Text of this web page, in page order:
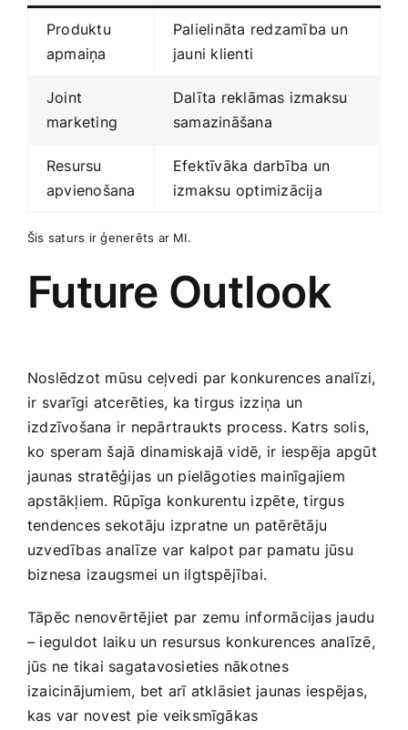
Produktu
apmaiņa
Palielināta‌ redzamība un‌
jauni klienti
Joint
marketing
Dalīta reklāmas izmaksu
samazināšana
Resursu
apvienošana
Efektīvāka darbība ⁢un
izmaksu optimizācija
Šis saturs ir ģenerēts ar MI.
Future ​Outlook
Noslēdzot mūsu ceļvedi par ‌konkurences ‌analīzi,
ir svarīgi atcerēties, ka tirgus izziņa‌ un
izdzīvošana ir nepārtraukts ⁢process. Katrs solis,
ko speram šajā dinamiskajā vidē, ir iespēja apgūt
jaunas stratēģijas un pielāgoties mainīgajiem
apstākļiem. ⁢Rūpīga konkurentu izpēte, tirgus
tendences sekotāju izpratne un ⁤patērētāju
uzvedības analīze ⁢var kalpot‍ par pamatu jūsu
biznesa izaugsmei ​un ilgtspējībai.
Tāpēc nenovērtējiet par zemu informācijas jaudu
– ieguldot laiku un resursus konkurences analīzē,
jūs ne tikai sagatavosieties nākotnes
izaicinājumiem, bet arī atklāsiet jaunas iespējas,
kas var novest pie veiksmīgākas⁤